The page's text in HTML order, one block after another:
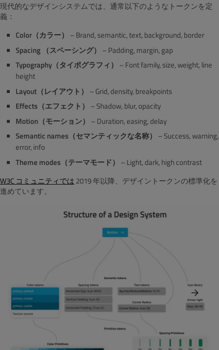
現代的なデザインシステムでは、通常以下のようなトークンを定
義：
Color（カラー） – Brand, semantic, text, background, border
Spacing （スペーシング） – Padding, margin, gap
Typography（タイポグラフィ） – Font family, size, weight, line
height
Layout（レイアウト） – Grid, density, breakpoints
Effects（エフェクト） – Shadow, blur, opacity
Motion（モーション） – Duration, easing, delay
Semantic names（セマンティックな名称） – Success, warning,
error, info
Theme modes（テーマモード） – Light, dark, high contrast
W3C コミュニティでは 2019 年以降、デザイントークンの標準化を
進めています。